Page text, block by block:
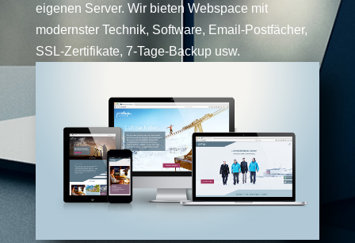
eigenen Server. Wir bieten Webspace mit
modernster Technik, Software, Email-Postfächer,
SSL-Zertifikate, 7-Tage-Backup usw.